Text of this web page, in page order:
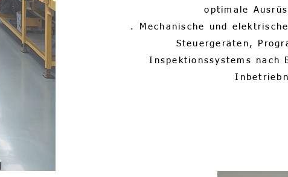
optimale
. Mechanische und
Steuergeräten,
Inspektionssystems nach